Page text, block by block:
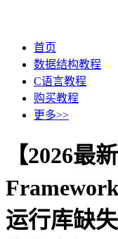
首页
数据结构教程
C语言教程
购买教程
更多>>
【2026最
运行库缺